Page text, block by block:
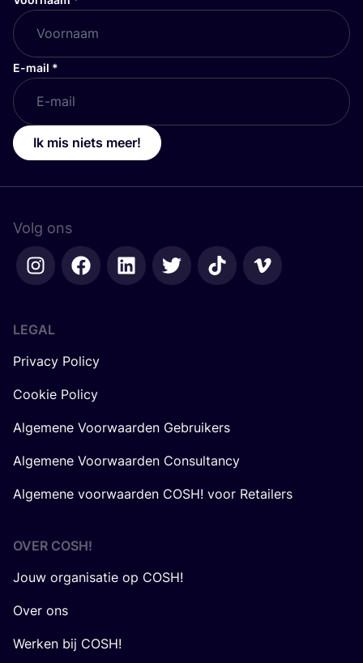
E-mail *
Ik mis niets meer!
Volg ons
LEGAL
Privacy Policy
Cookie Policy
Algemene Voorwaarden Gebruikers
Algemene Voorwaarden Consultancy
Algemene voorwaarden COSH! voor Retailers
OVER COSH!
Jouw organisatie op COSH!
Over ons
Werken bij COSH!